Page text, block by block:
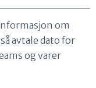
n
y
om
avtale dato for
og varer